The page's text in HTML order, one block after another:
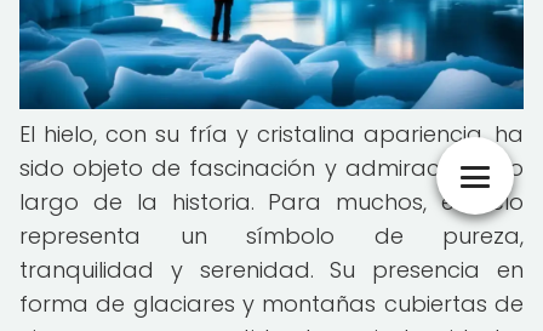
El hielo, con su fría y cristalina apariencia, ha
sido objeto de fascinación y admiración a lo
largo de la historia. Para muchos, el hielo
representa un símbolo de pureza,
tranquilidad y serenidad. Su presencia en
forma de glaciares y montañas cubiertas de